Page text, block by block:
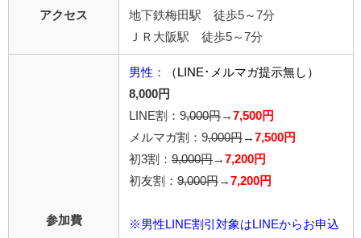
アクセス
地下鉄梅田駅 徒歩5～7分
ＪＲ大阪駅 徒歩5～7分
参加費
男性 ：
（LINE･メルマガ提示無し）
8,000円
LINE割：9,000円 → 7,500円
メルマガ割：9,000円 → 7,500円
初3割： 9,000円 → 7,200円
初友割： 9,000円 → 7,200円
※男性LINE割引対象はLINEからお申込